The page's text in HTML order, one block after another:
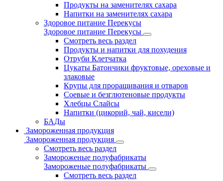
Продукты на заменителях сахара
Напитки на заменителях сахара
Здоровое питание Перекусы
Здоровое питание Перекусы
Смотреть весь раздел
Продукты и напитки для похудения
Отруби Клетчатка
Цукаты Батончики фруктовые, ореховые и
злаковые
Крупы для проращивания и отваров
Соевые и безглютеновые продукты
Хлебцы Слайсы
Напитки (цикорий, чай, кисели)
БАДы
Замороженная продукция
Замороженная продукция
Смотреть весь раздел
Замороженые полуфабрикаты
Замороженые полуфабрикаты
Смотреть весь раздел